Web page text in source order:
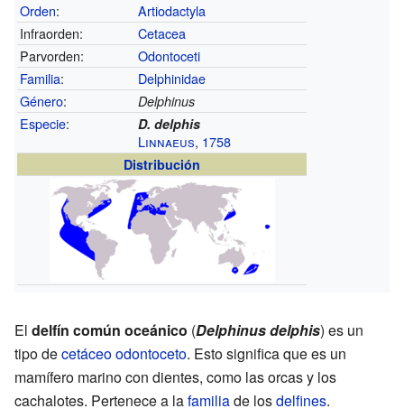
Orden:
Artiodactyla
Infraorden:
Cetacea
Parvorden:
Odontoceti
Familia:
Delphinidae
Género: Delphinus
Especie: D. delphis
Linnaeus, 1758
Distribución
El delfín común oceánico (Delphinus delphis) es un
tipo decetáceoodontoceto. Esto significa que es un
mamífero marino con dientes, como las orcas y los
cachalotes. Pertenece a lafamiliade losdelfines.